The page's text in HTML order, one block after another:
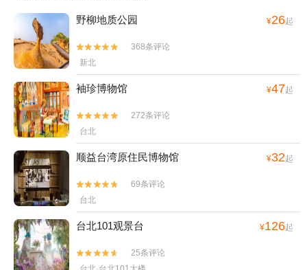
野柳地质公园 ¥26起


368条评论
新北
袖珍博物馆 ¥47起


272条评论
台北
顺益台湾原住民博物馆 ¥32起


69条评论
台北
台北101观景台 ¥126起


25条评论